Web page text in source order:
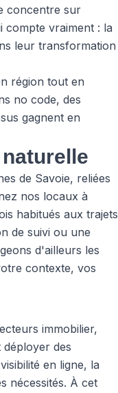
concentre sur
compte vraiment : la
leur transformation
région tout en
no code, des
gagnent en
de Savoie, reliées
nos locaux à
habitués aux trajets
de suivi ou une
d'ailleurs les
contexte, vos
immobilier,
des
en ligne, la
nécessités. À cet